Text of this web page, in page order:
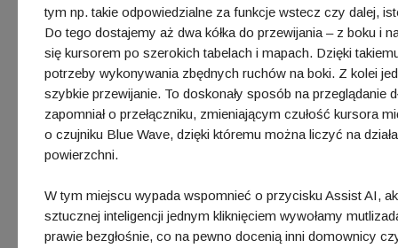
tym np. takie odpowiedzialne za funkcje wstecz czy dalej,
Do tego dostajemy aż dwa kółka do przewijania – z boku i
się kursorem po szerokich tabelach i mapach. Dzięki
potrzeby wykonywania zbędnych ruchów na boki. Z kolei
szybkie przewijanie. To doskonały sposób na
zapomniał o przełączniku, zmieniającym czułość kursora
o czujniku Blue Wave, dzięki któremu można liczyć na
powierzchni.
W tym miejscu wypada wspomnieć o przycisku Assist AI,
sztucznej inteligencji jednym kliknięciem wywołamy
prawie bezgłośnie, co na pewno docenią inni domownicy